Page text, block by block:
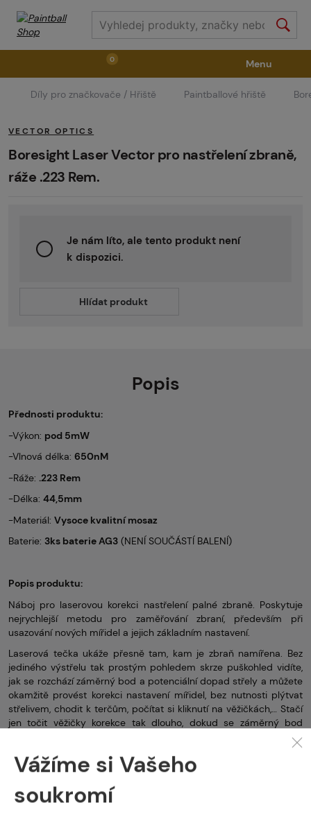
0
Zbraně Příslušenství ke zbraním Výstroj
Střelivo Masky Vzduch / CO2
Pyrotechnika II. Jakost GRINDS
Menu
Díly pro značkovače / Hřiště Paintballové hřiště
VECTOR OPTICS
Boresight Laser Vector pro nastřelení zbraně,
ráže .223 Rem.
Je nám líto, ale tento produkt není
k dispozici.
Hlídat produkt
Popis
Přednosti produktu:
-Výkon: pod 5mW
-Vlnová délka: 650nM
-Ráže: .223 Rem
-Délka: 44,5mm
-Materiál: Vysoce kvalitní mosaz
Baterie: 3ks baterie AG3 (NENÍ SOUČÁSTÍ BALENÍ)
Popis produktu:
Náboj pro laserovou korekci nastřelení palné zbraně. Poskytuje
nejrychlejší metodu pro zaměřování zbraní, především při
usazování nových mířidel a jejich základním nastavení.
Laserová tečka ukáže přesně tam, kam je zbraň namířena. Bez
jediného výstřelu tak prostým pohledem skrze puškohled vidíte,
jak se rozchází záměrný bod a potenciální dopad střely a můžete
okamžitě provést korekci nastavení mířidel, bez nutnosti plýtvat
střelivem, chodit k terčům, počítat si kliknutí na věžičkách,… Stačí
jen točit věžičky korekce tak dlouho, dokud se záměrný bod
a tečka nepotkají. Živá střelba je potřeba jen pro doladění zbraně,
Paintballové hřiště
Vážíme si Vašeho
soukromí